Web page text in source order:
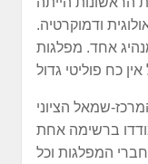
ודמוקרטיה.
אחד. מפלגות
שמאל הציוני
ברשימה אחת
המפלגות וכל